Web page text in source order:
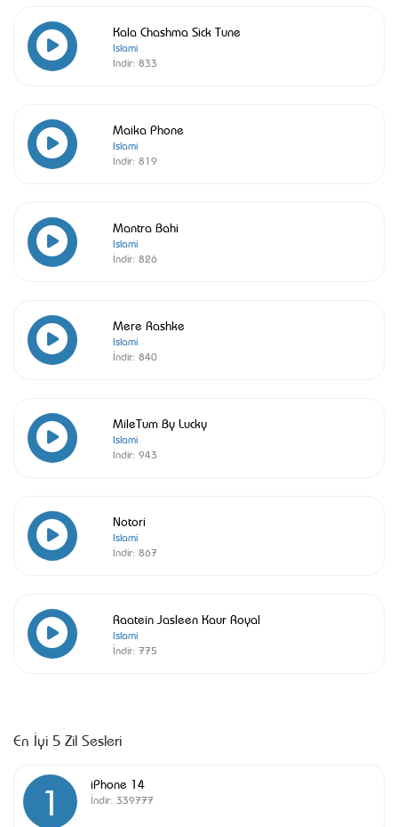
Kala Chashma Sick Tune
Islami
İndir: 833
Maika Phone
Islami
İndir: 819
Mantra Bahi
Islami
İndir: 826
Mere Rashke
Islami
İndir: 840
MileTum By Lucky
Islami
İndir: 943
Notori
Islami
İndir: 867
Raatein Jasleen Kaur Royal
Islami
İndir: 775
En İyi 5 Zil Sesleri
1 iPhone 14
İndir: 339777